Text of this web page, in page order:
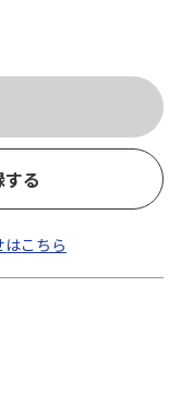
る
こちら